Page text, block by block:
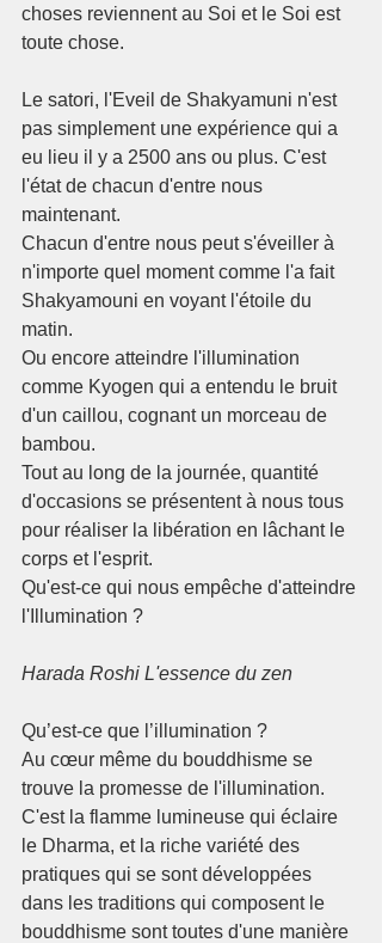
choses reviennent au Soi et le Soi est
toute chose.
Le satori, l'Eveil de Shakyamuni n'est
pas simplement une expérience qui a
eu lieu il y a 2500 ans ou plus. C'est
l'état de chacun d'entre nous
maintenant.
Chacun d'entre nous peut s'éveiller à
n'importe quel moment comme l'a fait
Shakyamouni en voyant l'étoile du
matin.
Ou encore atteindre l'illumination
comme Kyogen qui a entendu le bruit
d'un caillou, cognant un morceau de
bambou.
Tout au long de la journée, quantité
d'occasions se présentent à nous tous
pour réaliser la libération en lâchant le
corps et l'esprit.
Qu'est-ce qui nous empêche d'atteindre
l'Illumination ?
Harada Roshi L'essence du zen
Qu’est-ce que l’illumination ?
Au cœur même du bouddhisme se
trouve la promesse de l'illumination.
C'est la flamme lumineuse qui éclaire
le Dharma, et la riche variété des
pratiques qui se sont développées
dans les traditions qui composent le
bouddhisme sont toutes d'une manière